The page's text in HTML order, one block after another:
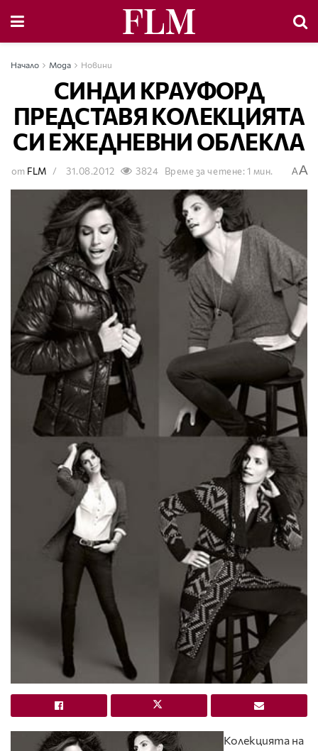
Начало Мода Новини
СИНДИ КРАУФОРД
ПРЕДСТАВЯ КОЛЕКЦИЯТА
СИ ЕЖЕДНЕВНИ ОБЛЕКЛА
от FLM 31.08.2012 3824 Време за четене: 1 мин. AA
Колекцията на